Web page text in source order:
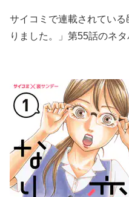
サイコミで連載されてい
りました。」第55話のネタ